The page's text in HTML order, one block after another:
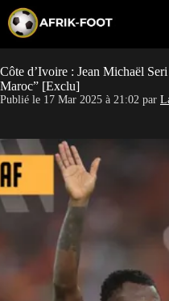
p
o
c
o
t
e
n
Côte d’Ivoire : Jean Michaël
Maroc” [Exclu]
Publié le 17 Mar 2025 à 21:02 par